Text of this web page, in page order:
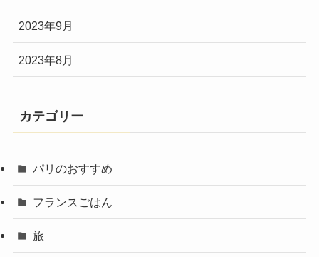
2023年9月
2023年8月
カテゴリー
パリのおすすめ
フランスごはん
旅